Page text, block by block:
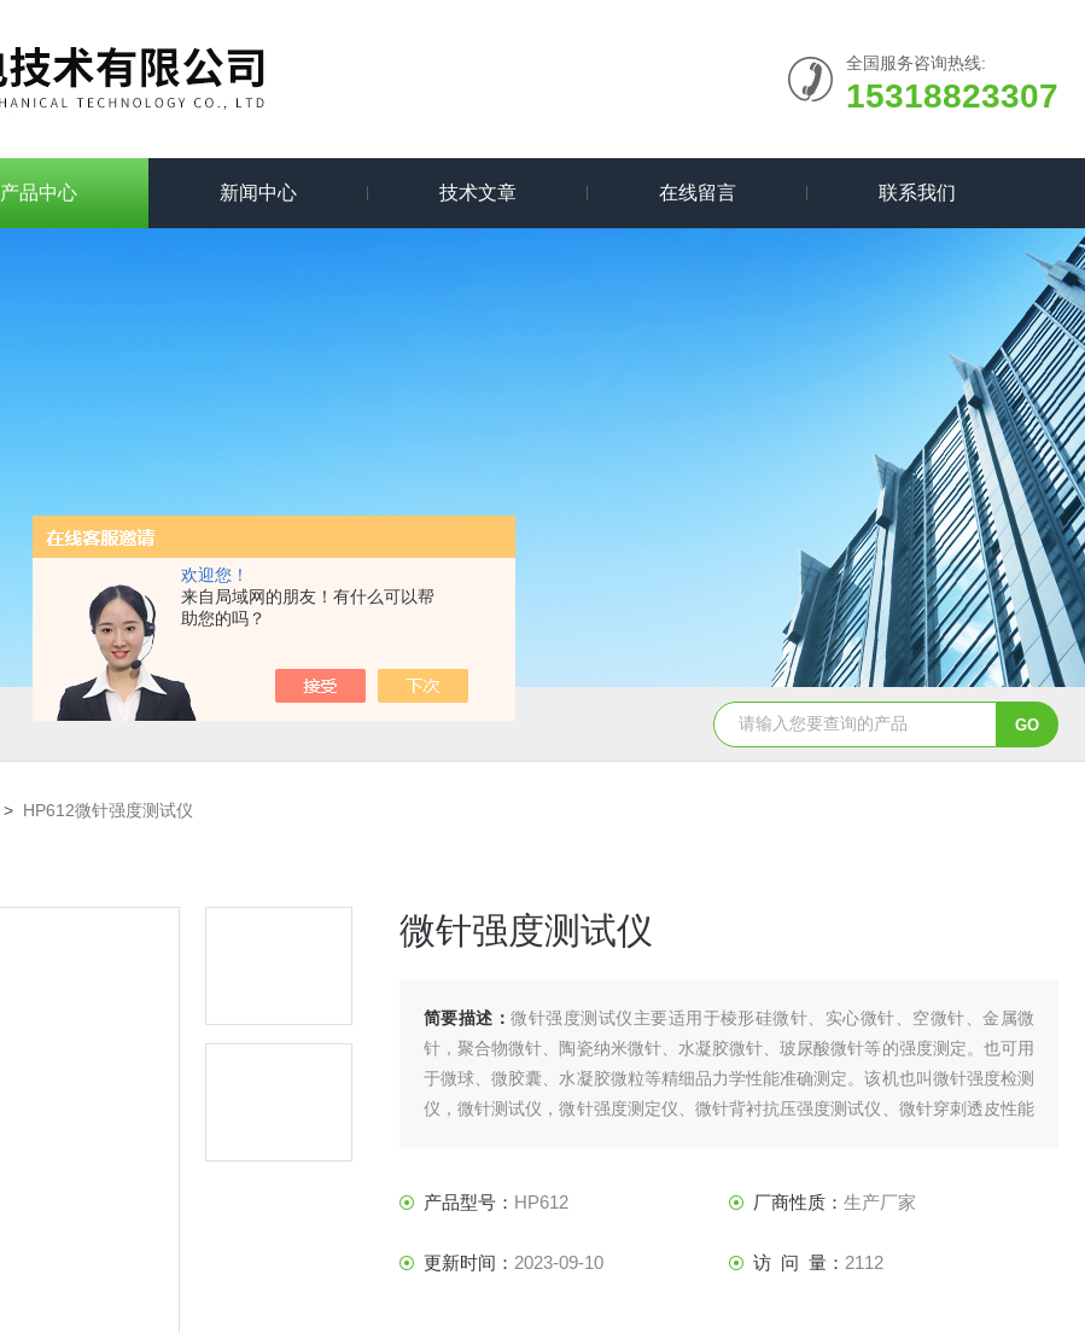
欢迎您！
来自局域网的朋友！有什么可以帮
助您的吗？
全国服务咨询热线:
15318823307
产品中心 新闻中心 技术文章 在线留言 联系我们
> HP612微针强度测试仪
微针强度测试仪
简要描述：微针强度测试仪主要适用于棱形硅微针、实心微针、空微针、金属微
针，聚合物微针、陶瓷纳米微针、水凝胶微针、玻尿酸微针等的强度测定。也可用
于微球、微胶囊、水凝胶微粒等精细品力学性能准确测定。该机也叫微针强度检测
仪，微针测试仪，微针强度测定仪、微针背衬抗压强度测试仪、微针穿刺透皮性能
产品型号： HP612 厂商性质： 生产厂家
更新时间： 2023-09-10 访 问 量： 2112